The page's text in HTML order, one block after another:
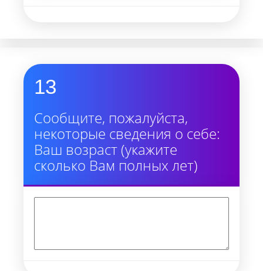
13
Сообщите, пожалуйста,
некоторые сведения о себе:
Ваш возраст (укажите
сколько Вам полных лет)